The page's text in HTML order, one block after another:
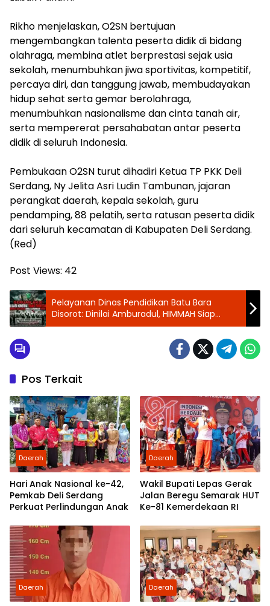
‎Rikho menjelaskan, O2SN bertujuan
mengembangkan talenta peserta didik di bidang
olahraga, membina atlet berprestasi sejak usia
sekolah, menumbuhkan jiwa sportivitas, kompetitif,
percaya diri, dan tanggung jawab, membudayakan
hidup sehat serta gemar berolahraga,
menumbuhkan nasionalisme dan cinta tanah air,
serta mempererat persahabatan antar peserta
didik di seluruh Indonesia.
Pembukaan O2SN turut dihadiri Ketua TP PKK Deli
Serdang, Ny Jelita Asri Ludin Tambunan, jajaran
perangkat daerah, kepala sekolah, guru
pendamping, 88 pelatih, serta ratusan peserta didik
dari seluruh kecamatan di Kabupaten Deli Serdang.
(Red)
Post Views: 42
Pelayanan Dinas Pendidikan Batu Bara
Disorot: Dinilai Amburadul, HIMMAH Siap
Guncang Dinas Lewat Aksi Damai
Pos Terkait
Daerah
Hari Anak Nasional ke-42,
Pemkab Deli Serdang
Perkuat Perlindungan Anak
Daerah
Wakil Bupati Lepas Gerak
Jalan Beregu Semarak HUT
Ke-81 Kemerdekaan RI
Daerah Daerah